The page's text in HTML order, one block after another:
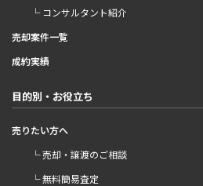
└ コンサルタント紹介
売却案件一覧
成約実績
目的別・お役立ち
売りたい方へ
└ 売却・譲渡のご相談
└ 無料簡易査定